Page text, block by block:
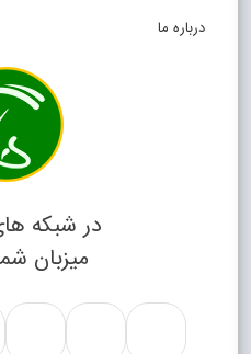
درباره ما
در شبکه
میزبان